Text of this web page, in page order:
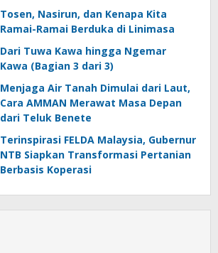
Tosen, Nasirun, dan Kenapa Kita
Ramai-Ramai Berduka di Linimasa
Dari Tuwa Kawa hingga Ngemar
Kawa (Bagian 3 dari 3)
Menjaga Air Tanah Dimulai dari Laut,
Cara AMMAN Merawat Masa Depan
dari Teluk Benete
Terinspirasi FELDA Malaysia, Gubernur
NTB Siapkan Transformasi Pertanian
Berbasis Koperasi